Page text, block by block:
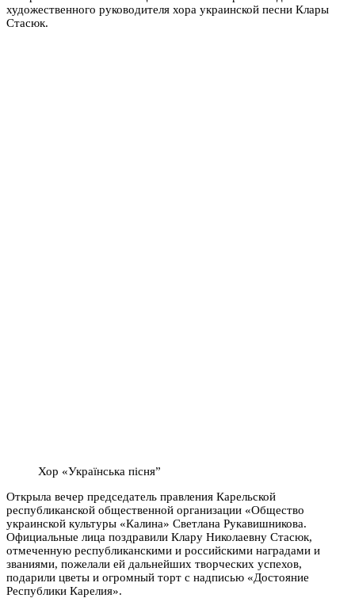
художественного руководителя хора украинской песни Клары
Стасюк.
Хор «Українська пісня”
Открыла вечер председатель правления Карельской
республиканской общественной организации «Общество
украинской культуры «Калина» Светлана Рукавишникова.
Официальные лица поздравили Клару Николаевну Стасюк,
отмеченную республиканскими и российскими наградами и
званиями, пожелали ей дальнейших творческих успехов,
подарили цветы и огромный торт с надписью «Достояние
Республики Карелия».